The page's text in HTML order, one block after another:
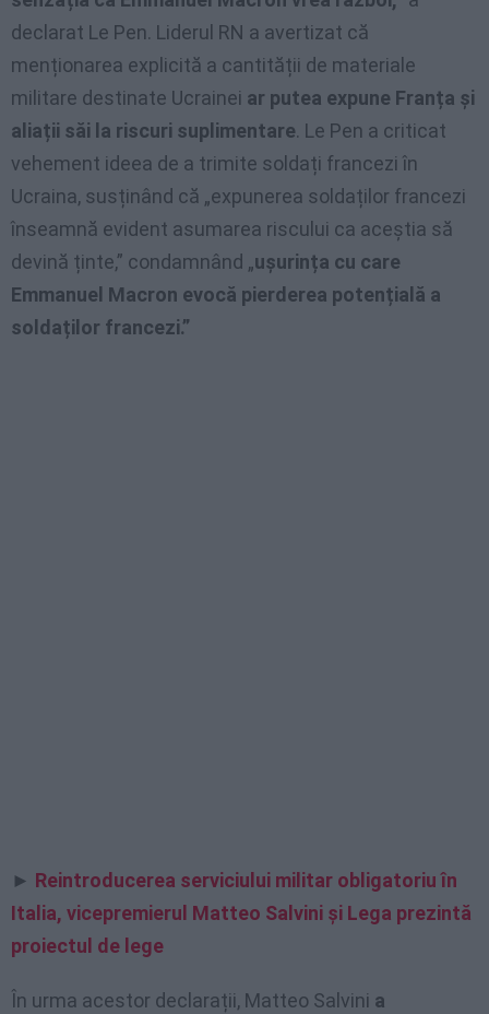
declarat Le Pen. Liderul RN a avertizat că
menționarea explicită a cantității de materiale
militare destinate Ucrainei ar putea expune Franța și
aliații săi la riscuri suplimentare. Le Pen a criticat
vehement ideea de a trimite soldați francezi în
Ucraina, susținând că „expunerea soldaților francezi
înseamnă evident asumarea riscului ca aceștia să
devină ținte,” condamnând „ușurința cu care
Emmanuel Macron evocă pierderea potențială a
soldaților francezi.”
► Reintroducerea serviciului militar obligatoriu în
Italia, vicepremierul Matteo Salvini și Lega prezintă
proiectul de lege
În urma acestor declarații, Matteo Salvini a